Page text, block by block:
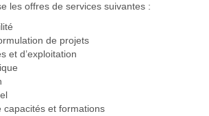
les offres de services suivantes :
de projets
et d’exploitation
capacités et formations